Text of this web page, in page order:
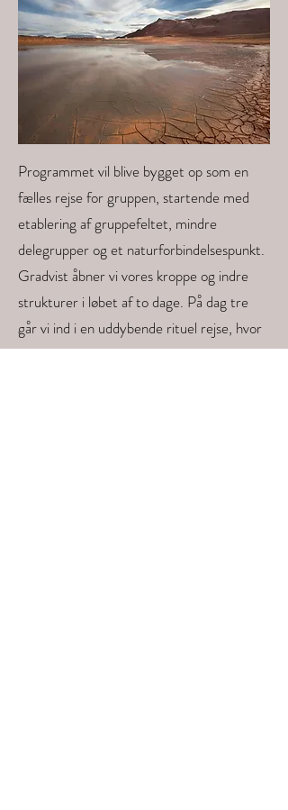
Programmet vil blive bygget op som en
fælles rejse for gruppen, startende med
etablering af gruppefeltet, mindre
delegrupper og et naturforbindelsespunkt.
Gradvist åbner vi vores kroppe og indre
strukturer i løbet af to dage. På dag tre
går vi ind i en uddybende rituel rejse, hvor
vi etablerer os i økosystemet af os,